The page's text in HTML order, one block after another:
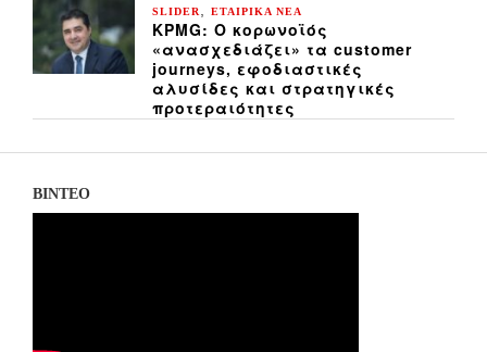
SLIDER, ΕΤΑΙΡΙΚΑ ΝΕΑ
KPMG: Ο κορωνοϊός
«ανασχεδιάζει» τα customer
journeys, εφοδιαστικές
αλυσίδες και στρατηγικές
προτεραιότητες
ΒΙΝΤΕΟ